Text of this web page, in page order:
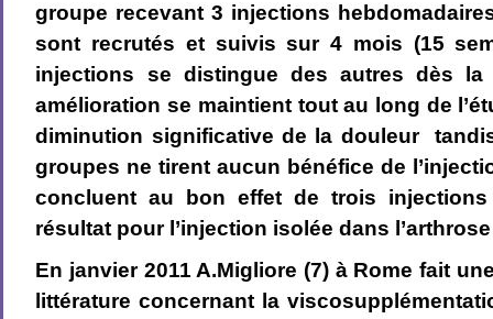
groupe recevant 3 injections
sont recrutés et suivis sur 4 mois (15
injections se distingue des autres dès la
amélioration se maintient tout au long de
diminution significative de la douleur
groupes ne tirent aucun bénéfice de
concluent au bon effet de trois injections
résultat pour l’injection isolée dans
En janvier 2011 A.Migliore (7) à Rome fait
littérature concernant la